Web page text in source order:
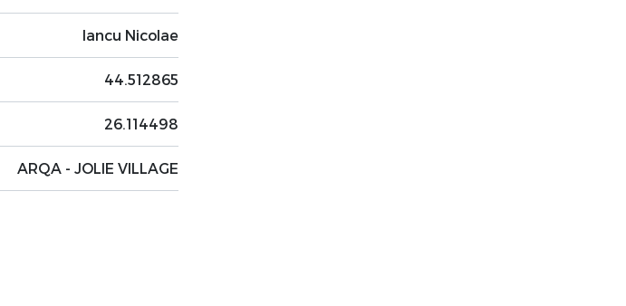
Iancu Nicolae
44.512865
26.114498
ARQA - JOLIE VILLAGE